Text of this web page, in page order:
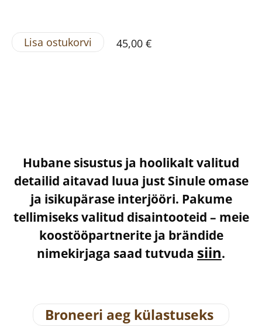
Lisa ostukorvi 45,00 €
Hubane sisustus ja hoolikalt valitud
detailid aitavad luua just Sinule omase
ja isikupärase interjööri. Pakume
tellimiseks valitud disaintooteid – meie
koostööpartnerite ja brändide
nimekirjaga saad tutvuda siin.
Broneeri aeg külastuseks